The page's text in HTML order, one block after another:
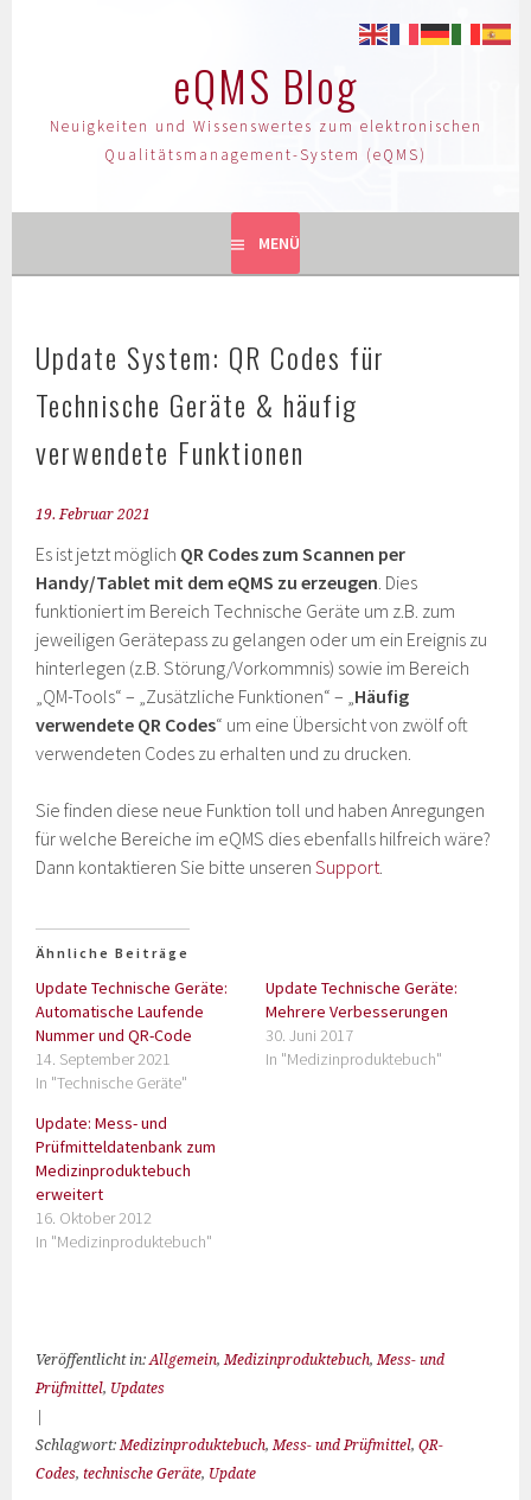
eQMS Blog
Neuigkeiten und Wissenswertes zum elektronischen
Qualitätsmanagement-System (eQMS)
MENÜ
Update System: QR Codes für
Technische Geräte & häufig
verwendete Funktionen
19. Februar 2021
Es ist jetzt möglich QR Codes zum Scannen per
Handy/Tablet mit dem eQMS zu erzeugen. Dies
funktioniert im Bereich Technische Geräte um z.B. zum
jeweiligen Gerätepass zu gelangen oder um ein Ereignis zu
hinterlegen (z.B. Störung/Vorkommnis) sowie im Bereich
„QM-Tools“ – „Zusätzliche Funktionen“ – „Häufig
verwendete QR Codes“ um eine Übersicht von zwölf oft
verwendeten Codes zu erhalten und zu drucken.
Sie finden diese neue Funktion toll und haben Anregungen
für welche Bereiche im eQMS dies ebenfalls hilfreich wäre?
Dann kontaktieren Sie bitte unserenSupport.
Ähnliche Beiträge
Update Technische Geräte:
Automatische Laufende
Nummer und QR-Code
14. September 2021
In "Technische Geräte"
Update Technische Geräte:
Mehrere Verbesserungen
30. Juni 2017
In "Medizinproduktebuch"
Update: Mess- und
Prüfmitteldatenbank zum
Medizinproduktebuch
erweitert
16. Oktober 2012
In "Medizinproduktebuch"
Veröffentlicht in:Allgemein,Medizinproduktebuch,Mess- und
Prüfmittel, Updates
Schlagwort:Medizinproduktebuch,Mess- und Prüfmittel,QR-
Codes, technische Geräte, Update